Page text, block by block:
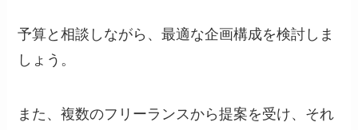
予算と相談しながら、最適な企画構成を検討しま
しょう。
また、複数のフリーランスから提案を受け、それ